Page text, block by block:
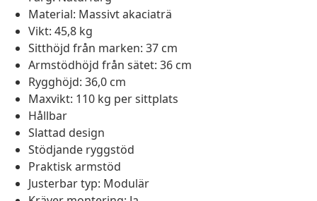
Material: Massivt akaciaträ
Vikt: 45,8 kg
Sitthöjd från marken: 37 cm
Armstödhöjd från sätet: 36 cm
Rygghöjd: 36,0 cm
Maxvikt: 110 kg per sittplats
Hållbar
Slattad design
Stödjande ryggstöd
Praktisk armstöd
Justerbar typ: Modulär